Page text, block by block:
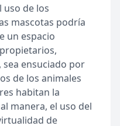
uso de los
mascotas podría
un espacio
ensuciado por
de los animales
habitan la
manera, el uso del
de